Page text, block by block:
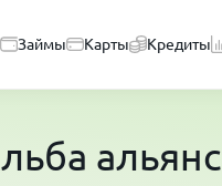
Займы Карты Кредиты
Альба альянс